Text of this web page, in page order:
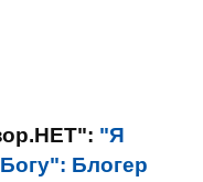
"Я
Блогер